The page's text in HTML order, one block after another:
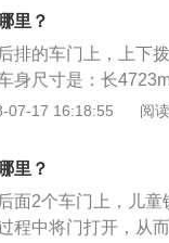
防止好动又不懂事
了孩子安全要及时
代表万无一失，因
时要及时锁上儿童
里？
排的车门上，上下
身尺寸是：长
为52l，行李箱容积
类型是麦弗逊式独
07-17 16:18:55 阅
里？
面2个车门上，儿
程中将门打开，从